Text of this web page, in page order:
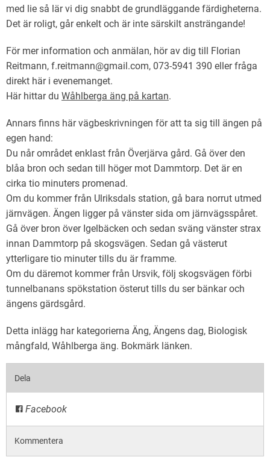
med lie så lär vi dig snabbt de grundläggande färdigheterna.
Det är roligt, går enkelt och är inte särskilt ansträngande!
För mer information och anmälan, hör av dig till Florian
Reitmann, f.reitmann@gmail.com, 073-5941 390 eller fråga
direkt här i evenemanget.
Här hittar du Wåhlberga äng på kartan.
Annars finns här vägbeskrivningen för att ta sig till ängen på
egen hand:
Du når området enklast från Överjärva gård. Gå över den
blåa bron och sedan till höger mot Dammtorp. Det är en
cirka tio minuters promenad.
Om du kommer från Ulriksdals station, gå bara norrut utmed
järnvägen. Ängen ligger på vänster sida om järnvägsspåret.
Gå över bron över Igelbäcken och sedan sväng vänster strax
innan Dammtorp på skogsvägen. Sedan gå västerut
ytterligare tio minuter tills du är framme.
Om du däremot kommer från Ursvik, följ skogsvägen förbi
tunnelbanans spökstation österut tills du ser bänkar och
ängens gärdsgård.
Detta inlägg har kategorierna Äng, Ängens dag, Biologisk
mångfald, Wåhlberga äng. Bokmärk länken.
Dela
Facebook
Kommentera